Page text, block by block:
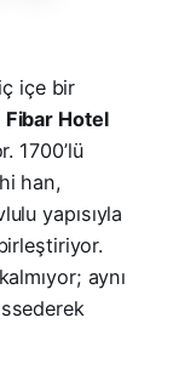
içe bir
Fibar Hotel
1700’lü
han,
yapısıyla
aynı